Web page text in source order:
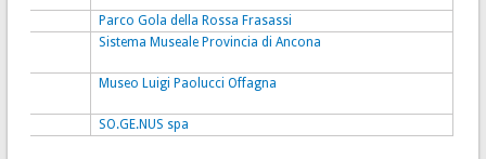
Parco Gola della Rossa Frasassi
Sistema Museale Provincia di Ancona
Museo Luigi Paolucci Offagna
SO.GE.NUS spa